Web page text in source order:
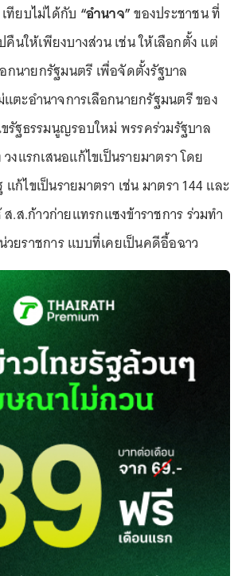
ทียบไม่ได้กับ “อำนาจ”ของประชาชน ที่
ให้เพียงบางส่วน เช่น ให้เลือกตั้ง แต่
กนายกรัฐมนตรี เพื่อจัดตั้งรัฐบาล
ตะอำนาจการเลือกนายกรัฐมนตรี ของ
รัฐธรรมนูญรอบใหม่ พรรคร่วมรัฐบาล
งแรกเสนอแก้ไขเป็นรายมาตรา โดย
ก้ไขเป็นรายมาตรา เช่น มาตรา 144 และ
ส.ส.ก้าวก่ายแทรกแซงข้าราชการ ร่วมทำ
วยราชการ แบบที่เคยเป็นคดีอื้อฉาว